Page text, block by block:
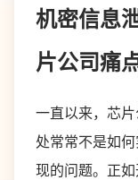
机密信息
片公司痛
一直以来，芯
处常常不是如
现的问题。正